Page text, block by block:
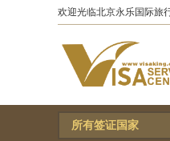
欢迎光临北京永乐国际旅
所有签证国家